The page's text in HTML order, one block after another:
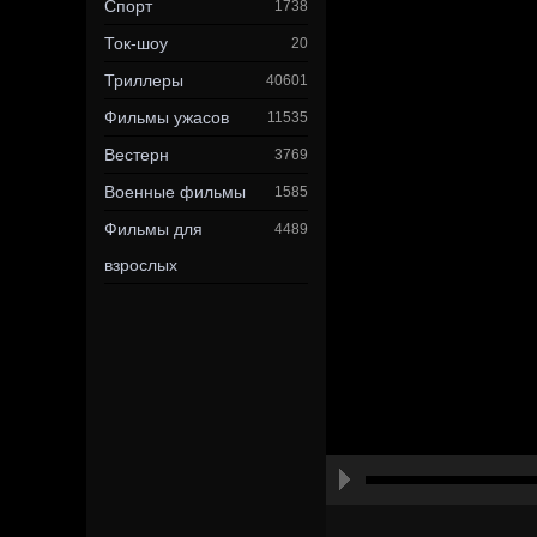
Спорт 1738
Ток-шоу 20
Триллеры 40601
Фильмы ужасов 11535
Вестерн 3769
Военные фильмы 1585
Фильмы для
взрослых
4489